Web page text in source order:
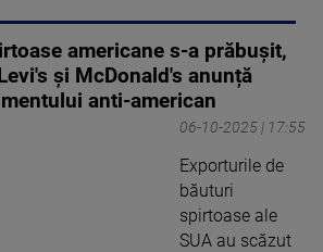
americane s-a prăbușit,
și McDonald's anunță
anti-american
06-10-2025 | 17:55
Exporturile de
băuturi
spirtoase ale
SUA au scăzut